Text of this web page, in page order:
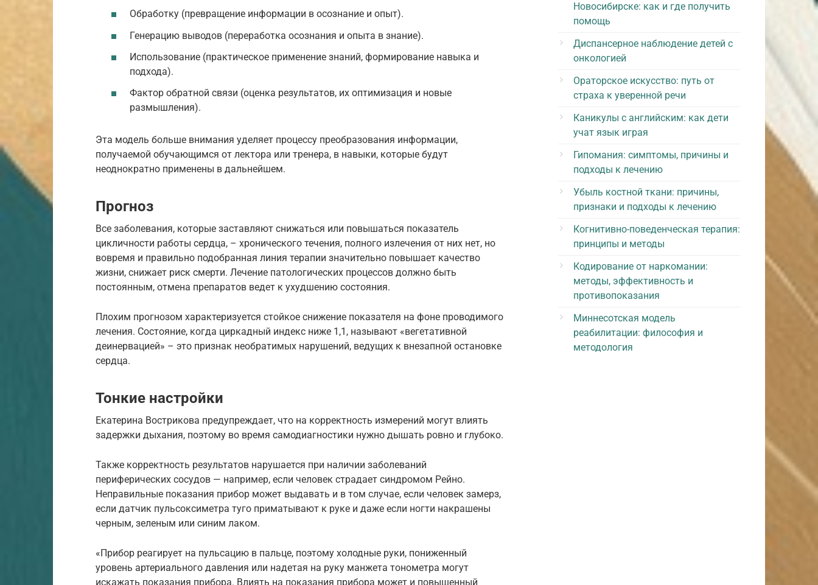
Обработку (превращение информации в осознание и опыт).
Генерацию выводов (переработка осознания и опыта в знание).
Использование (практическое применение знаний, формирование навыка и
подхода).
Фактор обратной связи (оценка результатов, их оптимизация и новые
размышления).
Эта модель больше внимания уделяет процессу преобразования информации,
получаемой обучающимся от лектора или тренера, в навыки, которые будут
неоднократно применены в дальнейшем.
Прогноз
Все заболевания, которые заставляют снижаться или повышаться показатель
цикличности работы сердца, – хронического течения, полного излечения от них нет, но
вовремя и правильно подобранная линия терапии значительно повышает качество
жизни, снижает риск смерти. Лечение патологических процессов должно быть
постоянным, отмена препаратов ведет к ухудшению состояния.
Плохим прогнозом характеризуется стойкое снижение показателя на фоне проводимого
лечения. Состояние, когда циркадный индекс ниже 1,1, называют «вегетативной
деинервацией» – это признак необратимых нарушений, ведущих к внезапной остановке
сердца.
Тонкие настройки
Екатерина Вострикова предупреждает, что на корректность измерений могут влиять
задержки дыхания, поэтому во время самодиагностики нужно дышать ровно и глубоко.
Также корректность результатов нарушается при наличии заболеваний
периферических сосудов — например, если человек страдает синдромом Рейно.
Неправильные показания прибор может выдавать и в том случае, если человек замерз,
если датчик пульсоксиметра туго приматывают к руке и даже если ногти накрашены
черным, зеленым или синим лаком.
«Прибор реагирует на пульсацию в пальце, поэтому холодные руки, пониженный
уровень артериального давления или надетая на руку манжета тонометра могут
искажать показания прибора. Влиять на показания прибора может и повышенный
Новосибирске: как и где получить
помощь
Диспансерное наблюдение детей с
онкологией
Ораторское искусство: путь от
страха к уверенной речи
Каникулы с английским: как дети
учат язык играя
Гипомания: симптомы, причины и
подходы к лечению
Убыль костной ткани: причины,
признаки и подходы к лечению
Когнитивно-поведенческая терапия:
принципы и методы
Кодирование от наркомании:
методы, эффективность и
противопоказания
Миннесотская модель
реабилитации: философия и
методология